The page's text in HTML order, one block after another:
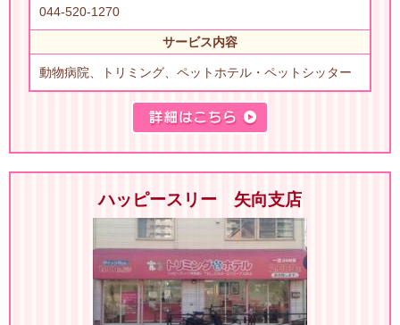
044-520-1270
サービス内容
動物病院、トリミング、ペットホテル・ペットシッター
ハッピースリー 矢向支店